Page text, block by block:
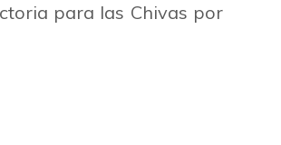
para las Chivas por